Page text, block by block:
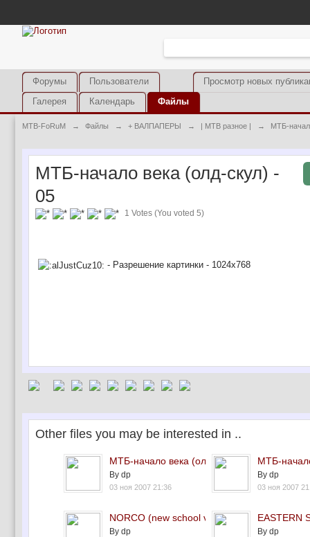
Просмотр новых
Форумы
Пользователи
Галерея
Календарь Файлы
MTB-FoRuM → Файлы → + ВАЛПАПЕРЫ → | MTB разное | → МТБ-
МТБ-начало века (олд-скул) -
05
1 Votes (You voted 5)
- Разрешение картинки - 1024х768
Other files you may be interested in ..
МТБ-начало века (олд-с...
By dp
03 ноя 2007 21:36
МТБ-
By dp
03 ноя 2007
NORCO (new school velo...
By dp
EASTERN
By dp